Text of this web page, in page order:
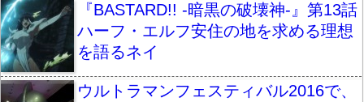
『BASTARD!! -暗黒の破壊神-』第13話
ハーフ・エルフ安住の地を求める理想
を語るネイ
ウルトラマンフェスティバル2016で、